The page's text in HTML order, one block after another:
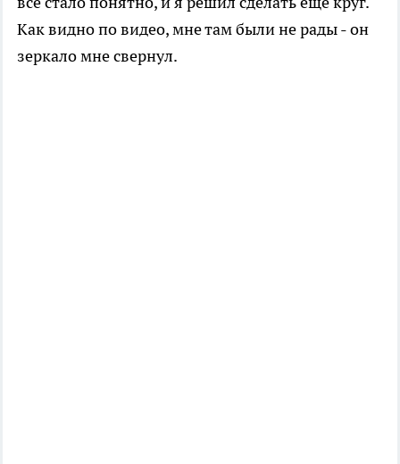
Как видно по видео, мне там были не рады - он
зеркало мне свернул.